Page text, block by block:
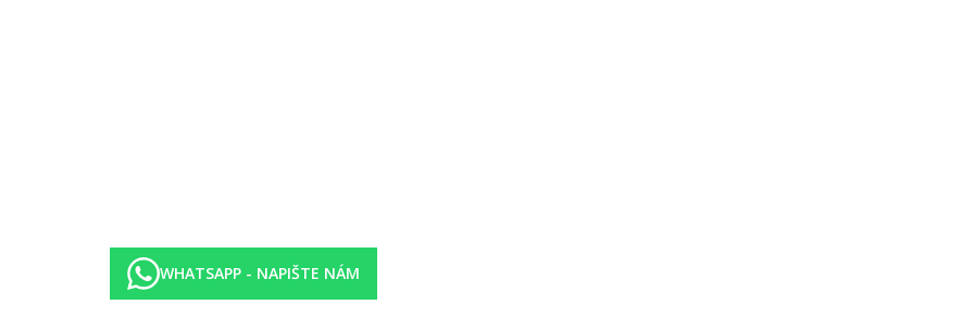
Golfové hřiště cca 17 km.
WHATSAPP - NAPIŠTE NÁM